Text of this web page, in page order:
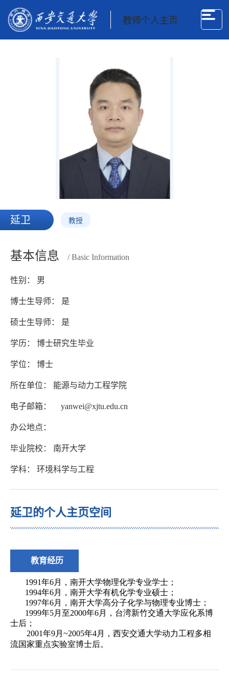
教师个人主页
延卫 教授
基本信息 / Basic Information
性别： 男
博士生导师： 是
硕士生导师： 是
学历： 博士研究生毕业
学位： 博士
所在单位： 能源与动力工程学院
电子邮箱： yanwei@xjtu.edu.cn
办公地点：
毕业院校： 南开大学
学科： 环境科学与工程
延卫的个人主页空间
教育经历